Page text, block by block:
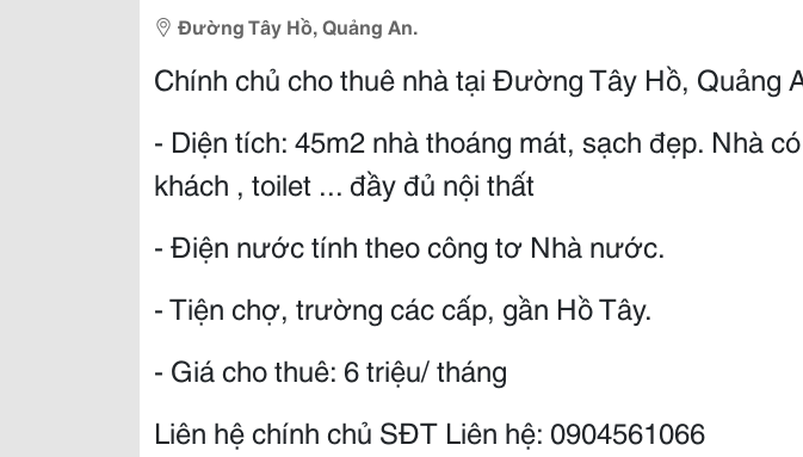
Đường Tây Hồ, Quảng An.
Chính chủ cho thuê nhà tại Đường Tây Hồ, Quảng
- Diện tích: 45m2 nhà thoáng mát, sạch đẹp. Nhà
khách , toilet ... đầy đủ nội thất
- Điện nước tính theo công tơ Nhà nước.
- Tiện chợ, trường các cấp, gần Hồ Tây.
- Giá cho thuê: 6 triệu/ tháng
Liên hệ chính chủ SĐT Liên hệ: 0904561066